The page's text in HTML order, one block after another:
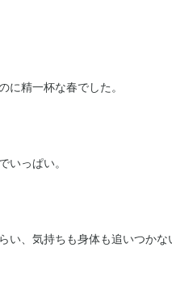
に精一杯な春でした。
いっぱい。
、気持ちも身体も追いつかな